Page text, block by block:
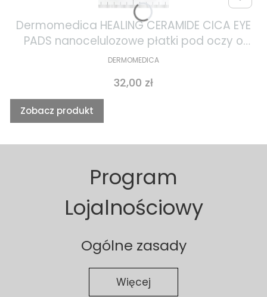
Dermomedica HEALING CERAMIDE CICA EYE
PADS nanocelulozowe płatki pod oczy o
działaniu gojącym i przeciwstarzeniowym
DERMOMEDICA
Cena
32,00 zł
Zobacz produkt
Program
Lojalnościowy
Ogólne zasady
Więcej